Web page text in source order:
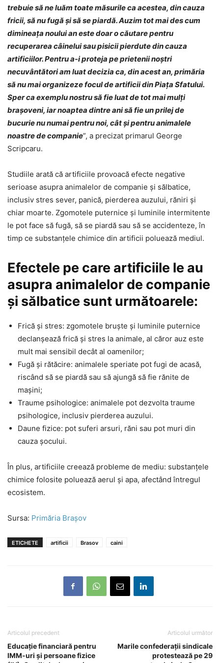
trebuie să ne luăm toate măsurile ca acestea, din cauza
fricii, să nu fugă și să se piardă. Auzim tot mai des cum
dimineața noului an este doar o căutare pentru
recuperarea câinelui sau pisicii pierdute din cauza
artificiilor. Pentru a-i proteja pe prietenii noștri
necuvântători am luat decizia ca, din acest an, primăria
să nu mai organizeze focul de artificii din Piața Sfatului.
Sper ca exemplu nostru să fie luat de tot mai mulți
brașoveni, iar noaptea dintre ani să fie un prilej de
bucurie nu numai pentru noi, cât și pentru animalele
noastre de companie”, a precizat primarul George
Scripcaru.
Studiile arată că artificiile provoacă efecte negative
serioase asupra animalelor de companie și sălbatice,
inclusiv stres sever, panică, pierderea auzului, răniri și
chiar moarte. Zgomotele puternice și luminile intermitente
le pot face să fugă, să se piardă sau să se accidenteze, în
timp ce substanțele chimice din artificii poluează mediul.
Efectele pe care artificiile le au
asupra animalelor de companie
și sălbatice sunt următoarele:
Frică și stres: zgomotele bruște și luminile puternice
declanșează frică și stres la animale, al căror auz este
mult mai sensibil decât al oamenilor;
Fugă și rătăcire: animalele speriate pot fugi de acasă,
riscând să se piardă sau să ajungă să fie rănite de
mașini;
Traume psihologice: animalele pot dezvolta traume
psihologice, inclusiv pierderea auzului.
Daune fizice: pot suferi arsuri, răni sau pot muri din
cauza șocului.
În plus, artificiile creează probleme de mediu: substanțele
chimice folosite poluează aerul și apa, afectând întregul
ecosistem.
Sursa: Primăria Brașov
ETICHETE artificii Brasov caini
Articolul precedent
Educație financiară pentru
IMM-uri și persoane fizice
Articolul următor
Marile confederații sindicale
protestează pe 29